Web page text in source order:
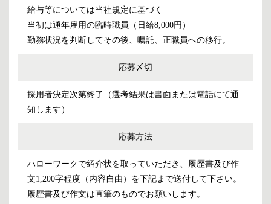
給与等については当社規定に基づく
当初は通年雇用の臨時職員（日給8,000円）
勤務状況を判断してその後、嘱託、正職員への移行。
応募〆切
採用者決定次第終了（選考結果は書面または電話にて通
知します）
応募方法
ハローワークで紹介状を取っていただき、履歴書及び作
文1,200字程度（内容自由）を下記まで送付して下さい。
履歴書及び作文は直筆のものでお願いします。